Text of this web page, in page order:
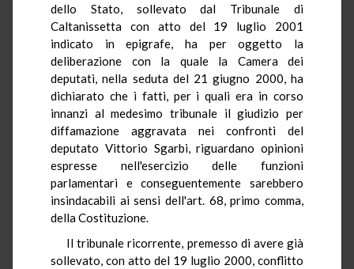
dello Stato, sollevato dal Tribunale di
Caltanissetta con atto del 19 luglio 2001
indicato in epigrafe, ha per oggetto la
deliberazione con la quale la Camera dei
deputati, nella seduta del 21 giugno 2000, ha
dichiarato che i fatti, per i quali era in corso
innanzi al medesimo tribunale il giudizio per
diffamazione aggravata nei confronti del
deputato Vittorio Sgarbi, riguardano opinioni
espresse nell'esercizio delle funzioni
parlamentari e conseguentemente sarebbero
insindacabili ai sensi dell'art. 68, primo comma,
della Costituzione.
Il tribunale ricorrente, premesso di avere già
sollevato, con atto del 19 luglio 2000, conflitto